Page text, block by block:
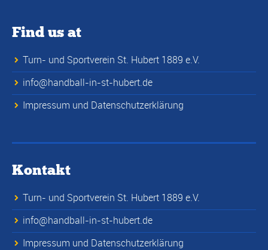
Find us at
Turn- und Sportverein St. Hubert 1889 e.V.
info@handball-in-st-hubert.de
Impressum und Datenschutzerklärung
Kontakt
Turn- und Sportverein St. Hubert 1889 e.V.
info@handball-in-st-hubert.de
Impressum und Datenschutzerklärung